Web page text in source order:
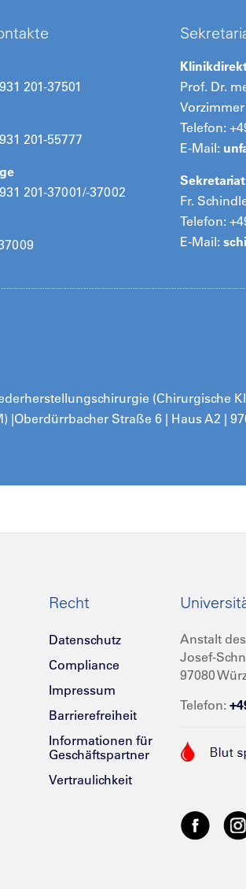
201-37501
201-55777
201-37001/-37002
Prof. Dr.
Telefon:
E-Mail:
Fr.
Telefon:
E-Mail:
(Chirurgische
|Oberdürrbacher Straße 6 | Haus A2 |
Recht
Datenschutz
Compliance
Impressum
Barrierefreiheit
Informationen für
Geschäftspartner
Vertraulichkeit
Anstalt
Josef-
97080
Telefon: